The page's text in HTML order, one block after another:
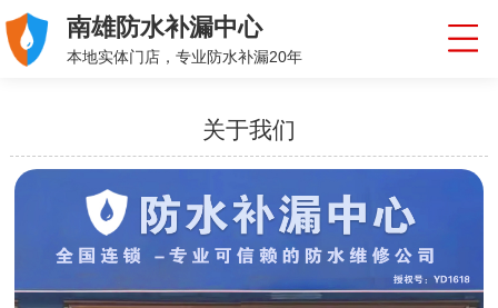
南雄防水补漏中心
本地实体门店，专业防水补漏20年
关于我们